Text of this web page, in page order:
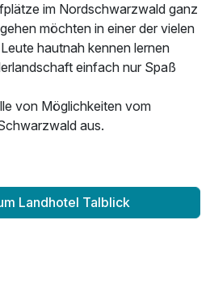
im Nordschwarzwald ganz
möchten in einer der vielen
hautnah kennen lernen
einfach nur Spaß
von Möglichkeiten vom
aus.
Landhotel Talblick